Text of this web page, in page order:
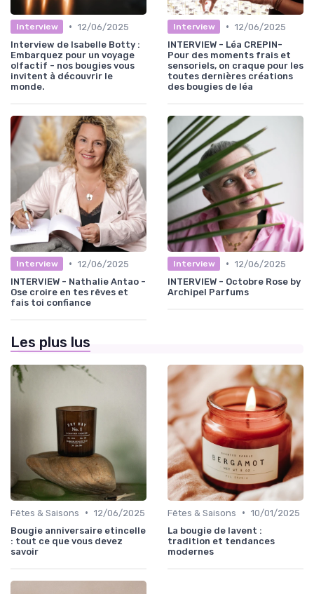
Interview • 12/06/2025
Interview de Isabelle Botty :
Embarquez pour un voyage
olfactif - nos bougies vous
invitent à découvrir le
monde.
Interview • 12/06/2025
INTERVIEW - Léa CREPIN-
Pour des moments frais et
sensoriels, on craque pour les
toutes dernières créations
des bougies de léa
Interview • 12/06/2025
INTERVIEW - Nathalie Antao -
Ose croire en tes rêves et
fais toi confiance
Interview • 12/06/2025
INTERVIEW - Octobre Rose by
Archipel Parfums
Les plus lus
Fêtes & Saisons • 12/06/2025
Bougie anniversaire etincelle
: tout ce que vous devez
savoir
Fêtes & Saisons • 10/01/2025
La bougie de lavent :
tradition et tendances
modernes